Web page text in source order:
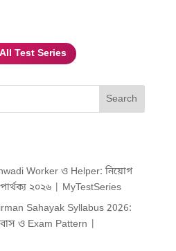
Test Series
Search
Worker ও Helper: নিয়োগ
২০২৬ | MyTestSeries
Sahayak Syllabus 2026:
ও Exam Pattern |